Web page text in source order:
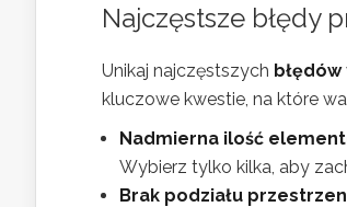
Najczęstsze błędy
Unikaj najczęstszych błędów
kluczowe kwestie, na które
Nadmierna ilość
Wybierz tylko kilka, aby
Brak podziału